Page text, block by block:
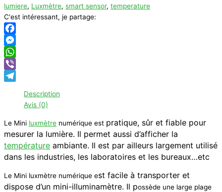
lumiere, Luxmètre, smart sensor, temperature
C'est intéressant, je partage:
Facebook
Messenger
WhatsApp
Viber
Description
Avis (0)
Le Mini luxmètre numérique est pratique, sûr et fiable pour
mesurer la lumière. Il permet aussi d’afficher la
température ambiante. Il est par ailleurs largement utilisé
dans les industries, les laboratoires et les bureaux…etc
Le Mini luxmètre numérique est facile à transporter et
dispose d’un mini-illuminamètre. Il possède une large plage